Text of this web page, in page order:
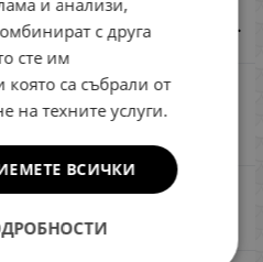
15.13€ / 29.59 лв.
Tune HW 55SS CYW
и анализи,
с друга
сте им
са събрали от
на техните услуги.
ВСИЧКИ